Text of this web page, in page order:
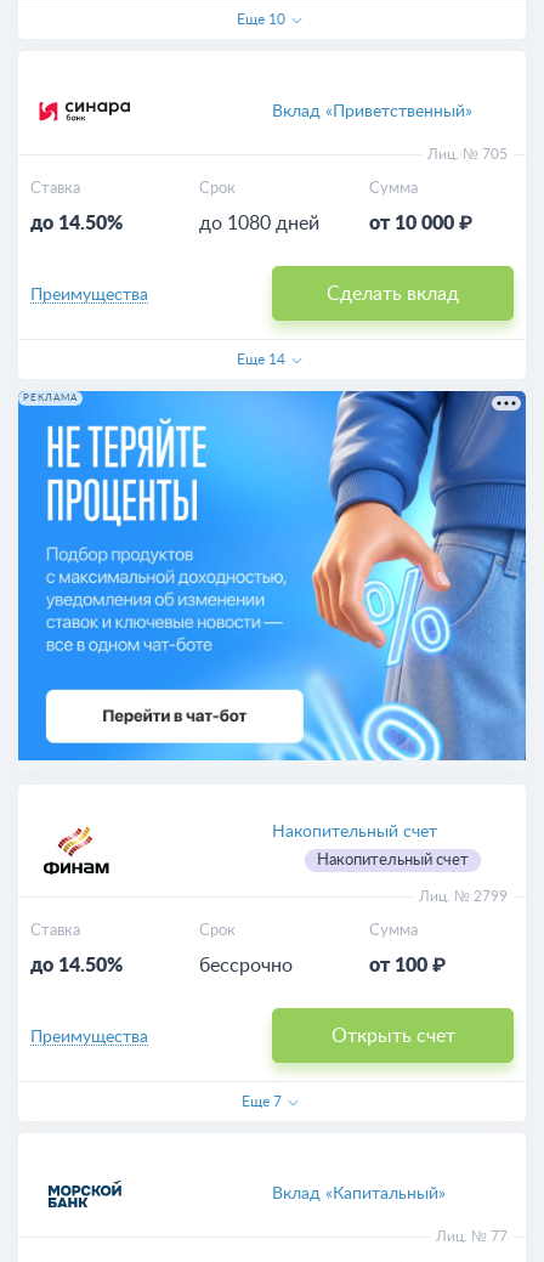
Еще 10
Вклад «Приветственный»
Лиц. № 705
Ставка
до 14.50%
Срок
до 1080 дней
Сумма
от 10 000 ₽
Сделать вклад
Преимущества
Еще 14
РЕКЛАМА
Накопительный счет
Накопительный счет
Лиц. № 2799
Ставка
до 14.50%
Срок
бессрочно
Сумма
от 100 ₽
Открыть счет
Преимущества
Еще 7
Вклад «Капитальный»
Лиц. № 77